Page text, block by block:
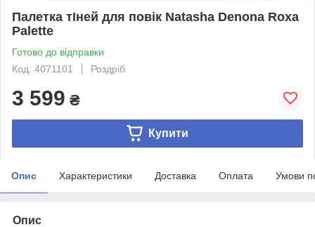
Палетка тІней для повік Natasha Denona Roxa
Palette
Готово до відправки
Код: 4071101
Роздріб
3 599 ₴
Купити
Опис Характеристики Доставка Оплата Умови
Опис